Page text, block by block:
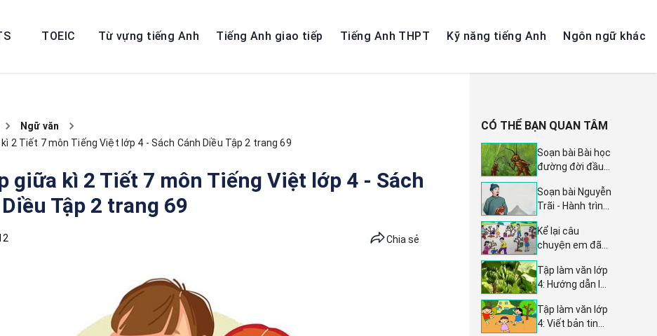
TOEIC Từ vựng tiếng Anh Tiếng Anh giao tiếp Tiếng Anh THPT Kỹ năng tiếng Anh Ngôn ngữ khác
Ngữ văn
2 Tiết 7 môn Tiếng Việt lớp 4 - Sách Cánh Diều Tập 2 trang 69
giữa kì 2 Tiết 7 môn Tiếng Việt lớp 4 - Sách
Tập 2 trang 69
Chia sẻ
CÓ THỂ BẠN QUAN TÂM
Soạn bài Bài học
đường đời đầu
lớp 6 trang 12
sách Kết nối tri
Hướng dẫn chi
tiết và sâu sắc
Soạn bài Nguyễn
Trãi - Hành trình
nghiệp văn
chương - Cánh
văn 10 trang 5
Tập 2
Kể lại câu
chuyện em đã
xóm làng xanh,
sạch, đẹp - Kể
Tập làm văn lớp
4: Hướng dẫn lập
chuối với 5 mẫu
chi tiết và đầy
Tập làm văn lớp
4: Viết bản tin